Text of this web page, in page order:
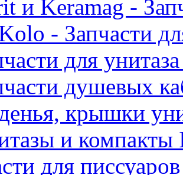
и Keramag -
- Запчасти
для
душевых
крышки
и компакты
для писсуаров